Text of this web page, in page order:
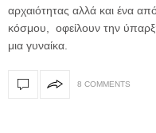
αρχαιότητας αλλά και ένα
κόσμου, οφείλουν την
μια γυναίκα.
8 COMMENTS